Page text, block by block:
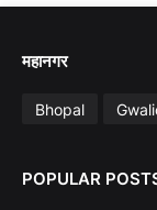
महानगर
Bhopal
POPULAR